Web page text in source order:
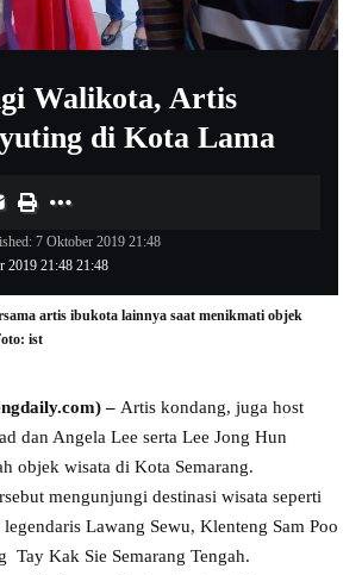
Walikota, Artis
di Kota Lama
2019 21:48 21:48
7 Oktober 2019 21:48
artis ibukota lainnya saat menikmati objek
ist
– Artis kondang, juga host
dan Angela Lee serta Lee Jong Hun
objek wisata di Kota Semarang.
mengunjungi destinasi wisata seperti
Lawang Sewu, Klenteng Sam Poo
Tay Kak Sie Semarang Tengah.